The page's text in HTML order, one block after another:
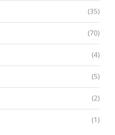
(35)
(70)
(4)
(5)
(2)
(1)